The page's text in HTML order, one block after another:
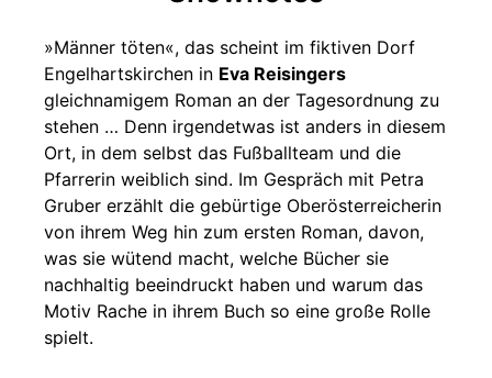
»Männer töten«, das scheint im fiktiven Dorf
Engelhartskirchen in Eva Reisingers
gleichnamigem Roman an der Tagesordnung zu
stehen … Denn irgendetwas ist anders in diesem
Ort, in dem selbst das Fußballteam und die
Pfarrerin weiblich sind. Im Gespräch mit Petra
Gruber erzählt die gebürtige Oberösterreicherin
von ihrem Weg hin zum ersten Roman, davon,
was sie wütend macht, welche Bücher sie
nachhaltig beeindruckt haben und warum das
Motiv Rache in ihrem Buch so eine große Rolle
spielt.